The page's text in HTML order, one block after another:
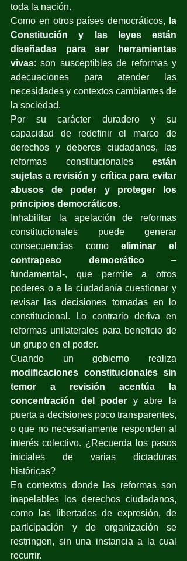
toda la nación.
Como en otros países democráticos,
la
Constitución y las leyes están
diseñadas para ser herramientas
vivas: son susceptibles de reformas y
adecuaciones para atender las
necesidades y contextos cambiantes de
la sociedad.
Por su carácter duradero y su
capacidad de redefinir el marco de
derechos y deberes ciudadanos, las
reformas constitucionales están
sujetas a revisión y crítica para evitar
abusos de poder y proteger los
principios democráticos.
Inhabilitar la apelación de reformas
constitucionales puede generar
consecuencias como eliminar el
contrapeso democrático –
fundamental-, que permite a otros
poderes o a la ciudadanía cuestionar y
revisar las decisiones tomadas en lo
constitucional. Lo contrario deriva en
reformas unilaterales para beneficio de
un grupo en el poder.
modificaciones constitucionales sin
temor a revisión
acentúa la
concentración del poder y abre la
puerta a decisiones poco transparentes,
o que no necesariamente responden al
interés colectivo. ¿Recuerda los pasos
iniciales de varias dictaduras
históricas?
En contextos donde las reformas son
inapelables los derechos ciudadanos,
como las libertades de expresión, de
participación y de organización se
restringen, sin una instancia a la cual
recurrir.